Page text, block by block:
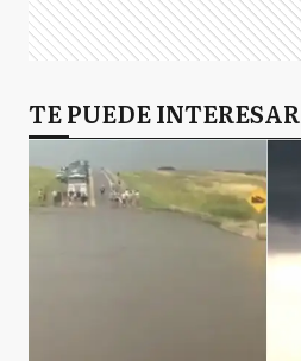
TE PUEDE INTERESAR